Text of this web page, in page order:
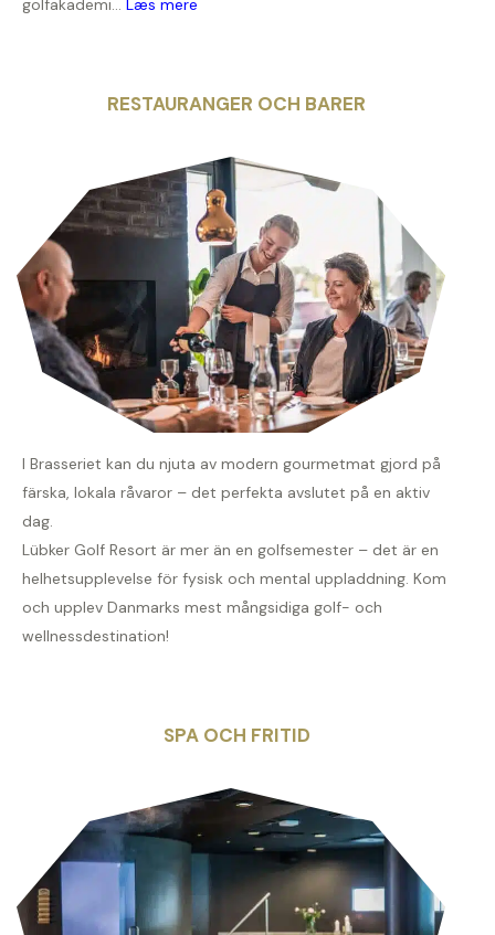
golfakademi... Læs mere
RESTAURANGER OCH BARER
I Brasseriet kan du njuta av modern gourmetmat gjord på
färska, lokala råvaror – det perfekta avslutet på en aktiv
dag.
Lübker Golf Resort är mer än en golfsemester – det är en
helhetsupplevelse för fysisk och mental uppladdning. Kom
och upplev Danmarks mest mångsidiga golf- och
wellnessdestination!
SPA OCH FRITID